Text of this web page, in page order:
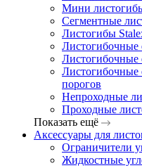
Мини
Сегментные
Листогибы
Листогибочные
Листогибочные
Листогибочные
порогов
Непроходные
Проходные
Показать ещё
Аксессуары для
Ограничители
Жидкостные